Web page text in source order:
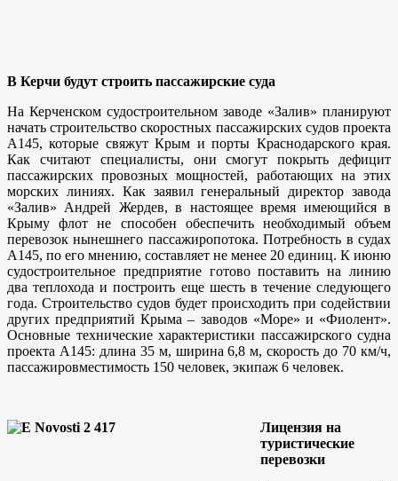
В Керчи будут строить пассажирские суда
На Керченском судостроительном заводе «Залив» планируют
начать строительство скоростных пассажирских судов проекта
А145, которые свяжут Крым и порты Краснодарского края.
Как считают специалисты, они смогут покрыть дефицит
пассажирских провозных мощностей, работающих на этих
морских линиях. Как заявил генеральный директор завода
«Залив» Андрей Жердев, в настоящее время имеющийся в
Крыму флот не способен обеспечить необходимый объем
перевозок нынешнего пассажиропотока. Потребность в судах
А145, по его мнению, составляет не менее 20 единиц. К июню
судостроительное предприятие готово поставить на линию
два теплохода и построить еще шесть в течение следующего
года. Строительство судов будет происходить при содействии
других предприятий Крыма – заводов «Море» и «Фиолент».
Основные технические характеристики пассажирского судна
проекта А145: длина 35 м, ширина 6,8 м, скорость до 70 км/ч,
пассажировместимость 150 человек, экипаж 6 человек.
Лицензия на
туристические
перевозки